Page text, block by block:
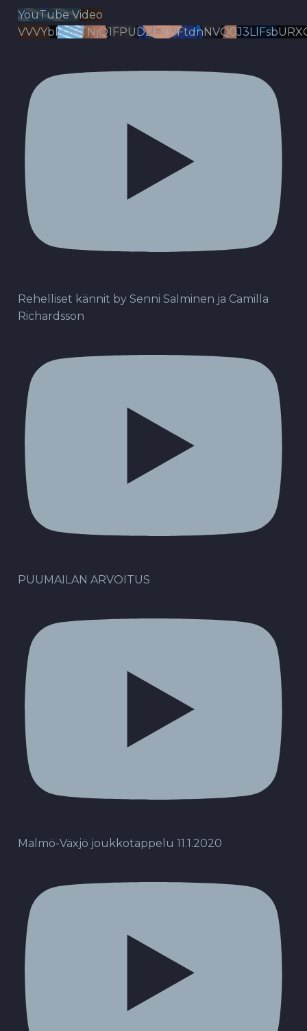
YouTube Video
Rehelliset kännit by Senni Salminen ja Camilla
Richardsson
PUUMAILAN ARVOITUS
Malmö-Växjö joukkotappelu 11.1.2020